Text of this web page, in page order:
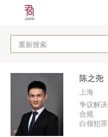
重新搜索
陈之尧
上海
争议解决
合规
白领犯罪